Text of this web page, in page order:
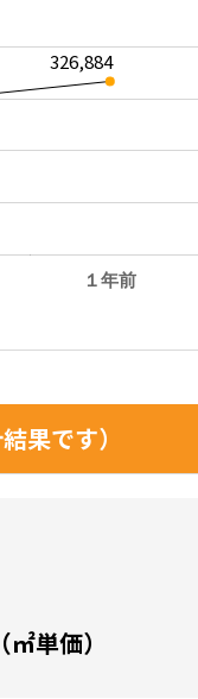
１年前
326,884
果です）
㎡単価）